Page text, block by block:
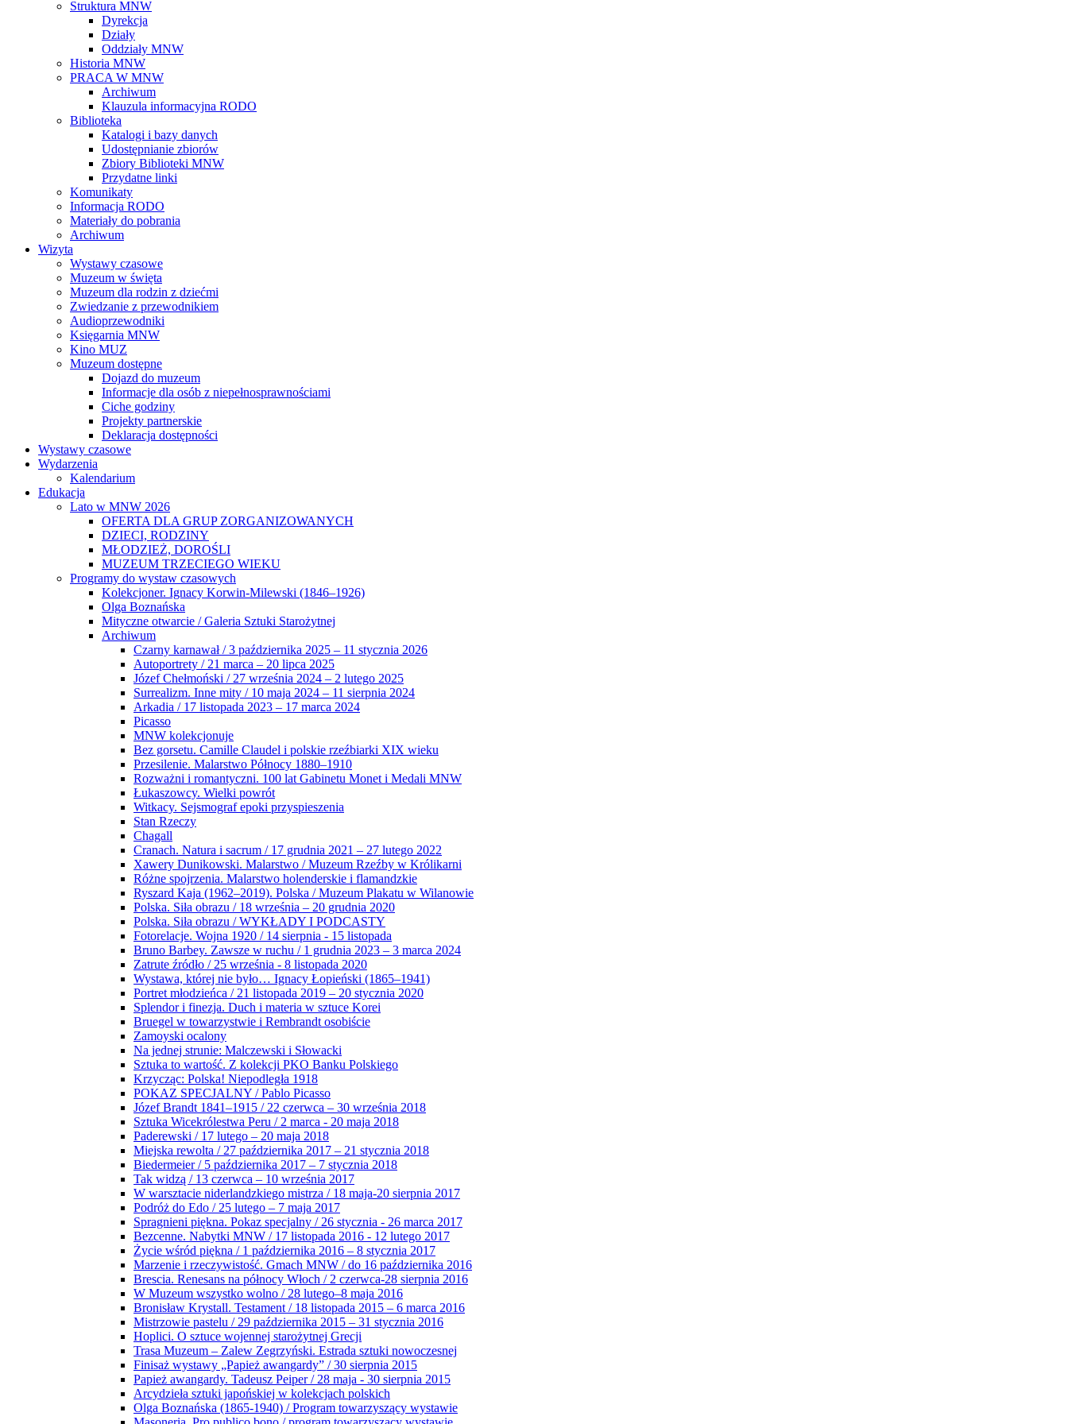
Struktura MNW
Dyrekcja
Działy
Oddziały MNW
Historia MNW
PRACA W MNW
Archiwum
Klauzula informacyjna RODO
Biblioteka
Katalogi i bazy danych
Udostępnianie zbiorów
Zbiory Biblioteki MNW
Przydatne linki
Komunikaty
Informacja RODO
Materiały do pobrania
Archiwum
Wizyta
Wystawy czasowe
Muzeum w święta
Muzeum dla rodzin z dziećmi
Zwiedzanie z przewodnikiem
Audioprzewodniki
Księgarnia MNW
Kino MUZ
Muzeum dostępne
Dojazd do muzeum
Informacje dla osób z niepełnosprawnościami
Ciche godziny
Projekty partnerskie
Deklaracja dostępności
Wystawy czasowe
Wydarzenia
Kalendarium
Edukacja
Lato w MNW 2026
OFERTA DLA GRUP ZORGANIZOWANYCH
DZIECI, RODZINY
MŁODZIEŻ, DOROŚLI
MUZEUM TRZECIEGO WIEKU
Programy do wystaw czasowych
Kolekcjoner. Ignacy Korwin-Milewski (1846–1926)
Olga Boznańska
Mityczne otwarcie / Galeria Sztuki Starożytnej
Archiwum
Czarny karnawał / 3 października 2025 – 11 stycznia 2026
Autoportrety / 21 marca – 20 lipca 2025
Józef Chełmoński / 27 września 2024 – 2 lutego 2025
Surrealizm. Inne mity / 10 maja 2024 – 11 sierpnia 2024
Arkadia / 17 listopada 2023 – 17 marca 2024
Picasso
MNW kolekcjonuje
Bez gorsetu. Camille Claudel i polskie rzeźbiarki XIX wieku
Przesilenie. Malarstwo Północy 1880–1910
Rozważni i romantyczni. 100 lat Gabinetu Monet i Medali MNW
Łukaszowcy. Wielki powrót
Witkacy. Sejsmograf epoki przyspieszenia
Stan Rzeczy
Chagall
Cranach. Natura i sacrum / 17 grudnia 2021 – 27 lutego 2022
Xawery Dunikowski. Malarstwo / Muzeum Rzeźby w Królikarni
Różne spojrzenia. Malarstwo holenderskie i flamandzkie
Ryszard Kaja (1962–2019). Polska / Muzeum Plakatu w Wilanowie
Polska. Siła obrazu / 18 września – 20 grudnia 2020
Polska. Siła obrazu / WYKŁADY I PODCASTY
Fotorelacje. Wojna 1920 / 14 sierpnia - 15 listopada
Bruno Barbey. Zawsze w ruchu / 1 grudnia 2023 – 3 marca 2024
Zatrute źródło / 25 września - 8 listopada 2020
Wystawa, której nie było… Ignacy Łopieński (1865–1941)
Portret młodzieńca / 21 listopada 2019 – 20 stycznia 2020
Splendor i finezja. Duch i materia w sztuce Korei
Bruegel w towarzystwie i Rembrandt osobiście
Zamoyski ocalony
Na jednej strunie: Malczewski i Słowacki
Sztuka to wartość. Z kolekcji PKO Banku Polskiego
Krzycząc: Polska! Niepodległa 1918
POKAZ SPECJALNY / Pablo Picasso
Józef Brandt 1841–1915 / 22 czerwca – 30 września 2018
Sztuka Wicekrólestwa Peru / 2 marca - 20 maja 2018
Paderewski / 17 lutego – 20 maja 2018
Miejska rewolta / 27 października 2017 – 21 stycznia 2018
Biedermeier / 5 października 2017 – 7 stycznia 2018
Tak widzą / 13 czerwca – 10 września 2017
W warsztacie niderlandzkiego mistrza / 18 maja-20 sierpnia 2017
Podróż do Edo / 25 lutego – 7 maja 2017
Spragnieni piękna. Pokaz specjalny / 26 stycznia - 26 marca 2017
Bezcenne. Nabytki MNW / 17 listopada 2016 - 12 lutego 2017
Życie wśród piękna / 1 października 2016 – 8 stycznia 2017
Marzenie i rzeczywistość. Gmach MNW / do 16 października 2016
Brescia. Renesans na północy Włoch / 2 czerwca-28 sierpnia 2016
W Muzeum wszystko wolno / 28 lutego–8 maja 2016
Bronisław Krystall. Testament / 18 listopada 2015 – 6 marca 2016
Mistrzowie pastelu / 29 października 2015 – 31 stycznia 2016
Hoplici. O sztuce wojennej starożytnej Grecji
Trasa Muzeum – Zalew Zegrzyński. Estrada sztuki nowoczesnej
Finisaż wystawy „Papież awangardy” / 30 sierpnia 2015
Papież awangardy. Tadeusz Peiper / 28 maja - 30 sierpnia 2015
Arcydzieła sztuki japońskiej w kolekcjach polskich
Olga Boznańska (1865-1940) / Program towarzyszący wystawie